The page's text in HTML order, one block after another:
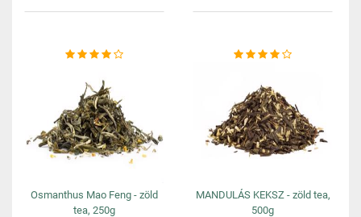
Osmanthus Mao Feng - zöld
tea, 250g
MANDULÁS KEKSZ - zöld tea,
500g